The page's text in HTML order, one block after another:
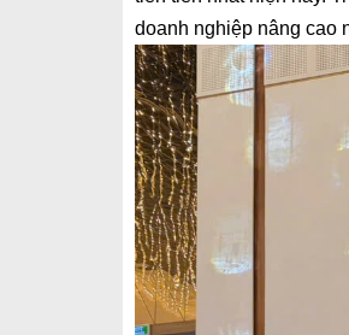
doanh nghiệp nâng cao